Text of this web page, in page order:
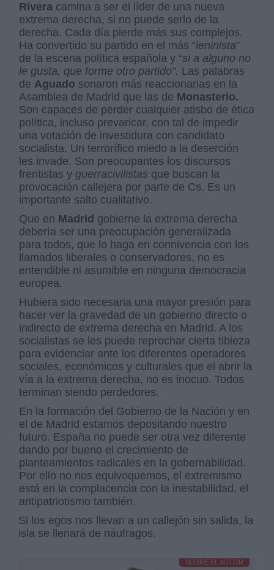
Rivera camina a ser el líder de una nueva
extrema derecha, si no puede serlo de la
derecha. Cada día pierde más sus complejos.
Ha convertido su partido en el más “leninista”
de la escena política española y “si a alguno no
le gusta, que forme otro partido”. Las palabras
de Aguado sonaron más reaccionarias en la
Asamblea de Madrid que las de Monasterio.
Son capaces de perder cualquier atisbo de ética
política, incluso prevaricar, con tal de impedir
una votación de investidura con candidato
socialista. Un terrorífico miedo a la deserción
les invade. Son preocupantes los discursos
frentistas y guerracivilistas que buscan la
provocación callejera por parte de Cs. Es un
importante salto cualitativo.
Que en Madrid gobierne la extrema derecha
debería ser una preocupación generalizada
para todos, que lo haga en connivencia con los
llamados liberales o conservadores, no es
entendible ni asumible en ninguna democracia
europea.
Hubiera sido necesaria una mayor presión para
hacer ver la gravedad de un gobierno directo o
indirecto de extrema derecha en Madrid. A los
socialistas se les puede reprochar cierta tibieza
para evidenciar ante los diferentes operadores
sociales, económicos y culturales que el abrir la
vía a la extrema derecha, no es inocuo. Todos
terminan siendo perdedores.
En la formación del Gobierno de la Nación y en
el de Madrid estamos depositando nuestro
futuro. España no puede ser otra vez diferente
dando por bueno el crecimiento de
planteamientos radicales en la gobernabilidad.
Por ello no nos equivoquemos, el extremismo
está en la complacencia con la inestabilidad, el
antipatriotismo también.
Si los egos nos llevan a un callejón sin salida, la
isla se llenará de náufragos.
SOBRE EL AUTOR